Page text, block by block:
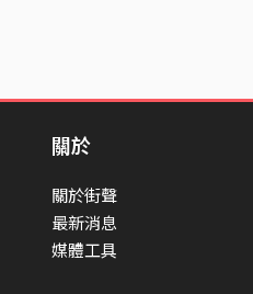
關於
關於街聲
最新消息
媒體工具